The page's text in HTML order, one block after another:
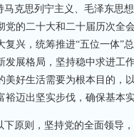
思列宁主义、毛泽东思
的二十大和二十届历次全
兴，统筹推进“五位一体”
展格局，坚持稳中求进工
好生活需要为根本目的，
迈出坚实步伐，确保基本
则，坚持党的全面领导